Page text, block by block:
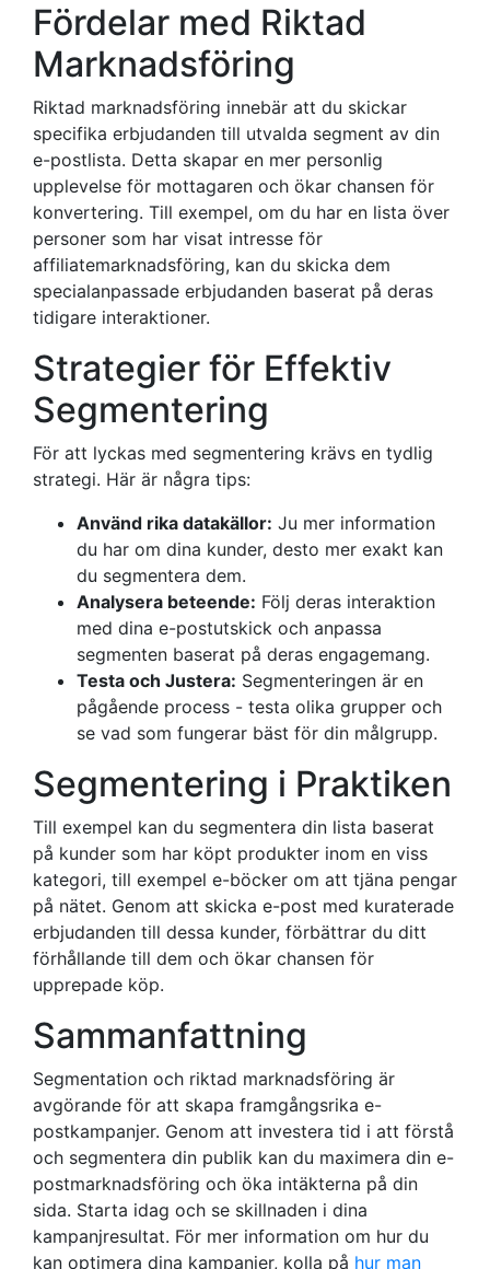
Fördelar med Riktad
Marknadsföring
Riktad marknadsföring innebär att du skickar
specifika erbjudanden till utvalda segment av din
e-postlista. Detta skapar en mer personlig
upplevelse för mottagaren och ökar chansen för
konvertering. Till exempel, om du har en lista över
personer som har visat intresse för
affiliatemarknadsföring, kan du skicka dem
specialanpassade erbjudanden baserat på deras
tidigare interaktioner.
Strategier för Effektiv
Segmentering
För att lyckas med segmentering krävs en tydlig
strategi. Här är några tips:
Använd rika datakällor: Ju mer information
du har om dina kunder, desto mer exakt kan
du segmentera dem.
Analysera beteende: Följ deras interaktion
med dina e-postutskick och anpassa
segmenten baserat på deras engagemang.
Testa och Justera: Segmenteringen är en
pågående process - testa olika grupper och
se vad som fungerar bäst för din målgrupp.
Segmentering i Praktiken
Till exempel kan du segmentera din lista baserat
på kunder som har köpt produkter inom en viss
kategori, till exempel e-böcker om att tjäna pengar
på nätet. Genom att skicka e-post med kuraterade
erbjudanden till dessa kunder, förbättrar du ditt
förhållande till dem och ökar chansen för
upprepade köp.
Sammanfattning
Segmentation och riktad marknadsföring är
avgörande för att skapa framgångsrika e-
postkampanjer. Genom att investera tid i att förstå
och segmentera din publik kan du maximera din e-
postmarknadsföring och öka intäkterna på din
sida. Starta idag och se skillnaden i dina
kampanjresultat. För mer information om hur du
kan optimera dina kampanjer, kolla på hur man